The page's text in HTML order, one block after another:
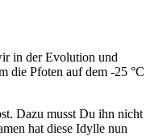
in der Evolution und
die Pfoten auf dem -25 °C
Dazu musst Du ihn nicht
hat diese Idylle nun